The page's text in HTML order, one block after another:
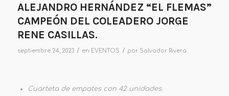
ALEJANDRO HERNÁNDEZ “EL FLEMAS”
CAMPEÓN DEL COLEADERO JORGE
RENE CASILLAS.
septiembre 24, 2023 / en EVENTOS / por Salvador Rivera
Cuarteta de empates con 42 unidades.